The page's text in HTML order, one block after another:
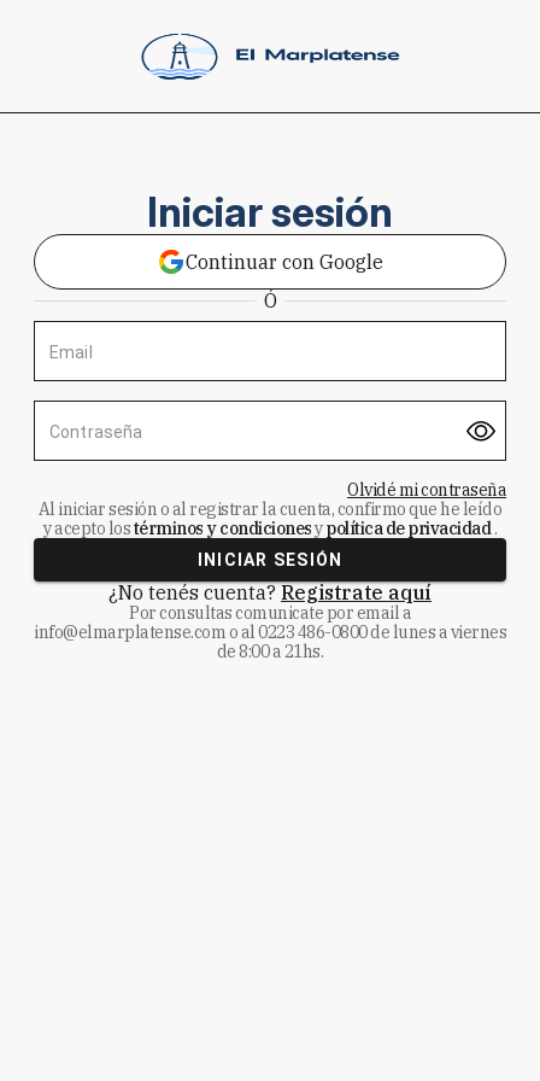
Iniciar sesión
Continuar con Google
Ó
Email
Contraseña
Olvidé mi contraseña
Al iniciar sesión o al registrar la cuenta, confirmo que he leído
y acepto lostérminos y condicionesypolítica de privacidad.
INICIAR SESIÓN
¿No tenés cuenta? Registrate aquí
Por consultas comunicate por email a
info@elmarplatense.como al0223 486-0800de lunes a viernes
de 8:00 a 21hs.